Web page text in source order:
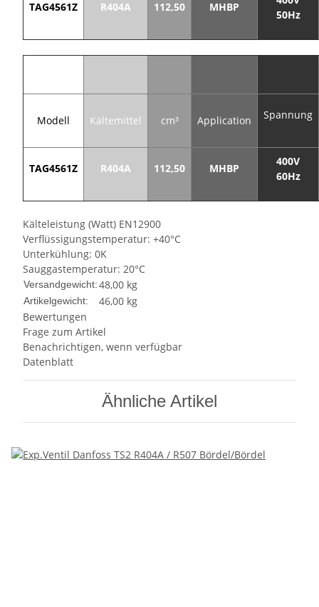
TAG4561Z R404A 112,50 MHBP
50Hz
Modell Kältemittel cm³ Application Spannung
TAG4561Z R404A 112,50 MHBP
400V
60Hz
Kälteleistung (Watt) EN12900
Verflüssigungstemperatur: +40°C
Unterkühlung: 0K
Sauggastemperatur: 20°C
Versandgewicht:48,00 kg
Artikelgewicht: 46,00 kg
Bewertungen
Frage zum Artikel
Benachrichtigen, wenn verfügbar
Datenblatt
Ähnliche Artikel